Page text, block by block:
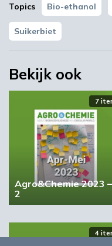
Meest gelezen
YPACK project gestart in
Topics Bio-ethanol
Suikerbiet
Bekijk ook
7
Agro&Chemie 2023 –
2
4